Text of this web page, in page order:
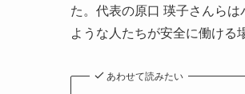
た。代表の原口 瑛子さんら
ような人たちが安全に働ける
あわせて読みたい